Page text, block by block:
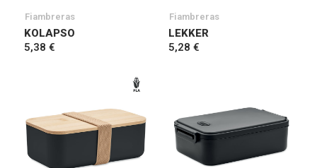
Fiambreras
KOLAPSO
5,38 €
Fiambreras
LEKKER
5,28 €